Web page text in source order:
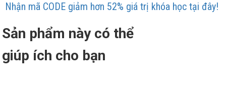
Nhận mã CODE giảm hơn 52% giá trị khóa học tại đây!
Sản phẩm này có thể
giúp ích cho bạn